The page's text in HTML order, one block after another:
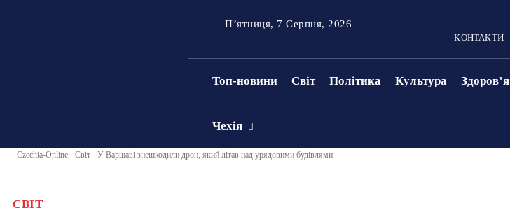
П’ятниця, 7 Серпня, 2026
КОНТАКТИ
Топ-новини Світ Політика Культура Здоровʼя
Чехія
Czechia-Online Світ У Варшаві знешкодили дрон, який літав над урядовими будівлями
СВІТ